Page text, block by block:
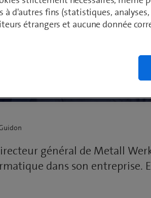
général de Metall
dans son entreprise.
à d'autres fins (statistiques,
étrangers et aucune donnée